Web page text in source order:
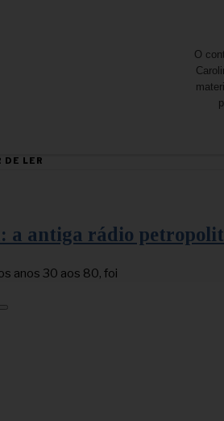
O
DE LER
a antiga rádio
anos 30 aos 80, foi